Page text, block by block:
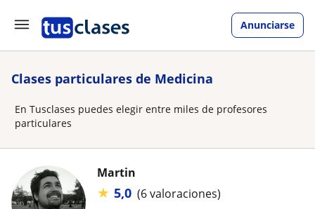
Anunciarse
Clases particulares de Medicina
En Tusclases puedes elegir entre miles de profesores
particulares
Martin
★ 5,0 (6 valoraciones)